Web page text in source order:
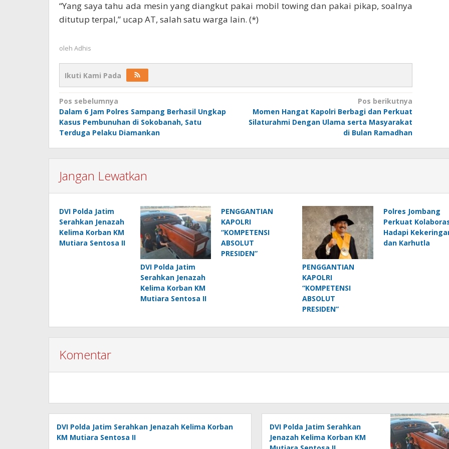
“Yang saya tahu ada mesin yang diangkut pakai mobil towing dan pakai pikap, soalnya
ditutup terpal,” ucap AT, salah satu warga lain. (*)
oleh Adhis
Ikuti Kami Pada
Navigasi
pos
Pos sebelumnya
Dalam 6 Jam Polres Sampang Berhasil Ungkap
Kasus Pembunuhan di Sokobanah, Satu
Terduga Pelaku Diamankan
Pos berikutnya
Momen Hangat Kapolri Berbagi dan Perkuat
Silaturahmi Dengan Ulama serta Masyarakat
di Bulan Ramadhan
Jangan Lewatkan
DVI Polda Jatim
Serahkan Jenazah
Kelima Korban KM
Mutiara Sentosa II
DVI Polda Jatim
Serahkan Jenazah
Kelima Korban KM
Mutiara Sentosa II
PENGGANTIAN
KAPOLRI
“KOMPETENSI
ABSOLUT
PRESIDEN”
PENGGANTIAN
KAPOLRI
“KOMPETENSI
ABSOLUT
PRESIDEN”
Polres Jombang
Perkuat
Hadapi
dan Karhutla
Komentar
DVI Polda Jatim Serahkan Jenazah Kelima Korban
KM Mutiara Sentosa II
DVI Polda Jatim Serahkan
Jenazah Kelima Korban KM